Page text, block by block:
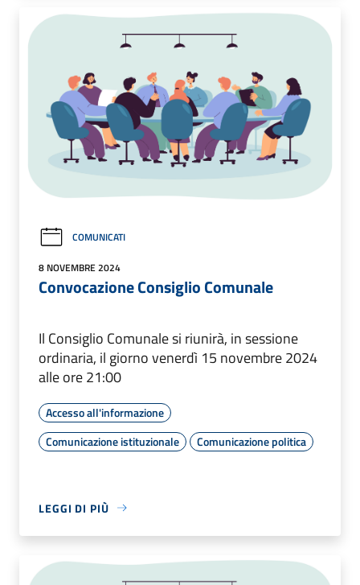
COMUNICATI
8 NOVEMBRE 2024
Convocazione Consiglio Comunale
Il Consiglio Comunale si riunirà, in sessione
ordinaria, il giorno venerdì 15 novembre 2024
alle ore 21:00
Accesso all'informazione
Comunicazione istituzionale
Comunicazione politica
LEGGI DI PIÙ